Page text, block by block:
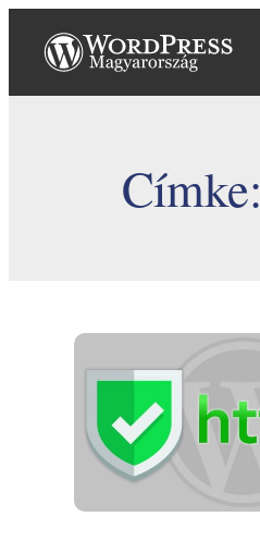
tartalomhoz
Címke: